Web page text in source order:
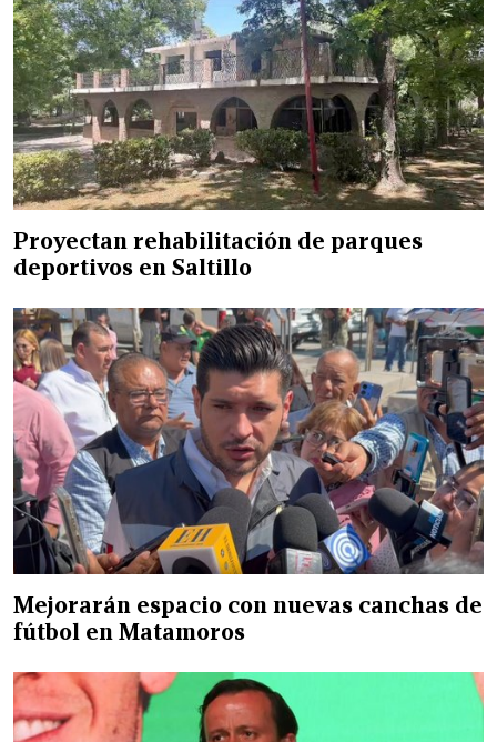
Proyectan rehabilitación de parques
deportivos en Saltillo
Mejorarán espacio con nuevas canchas de
fútbol en Matamoros